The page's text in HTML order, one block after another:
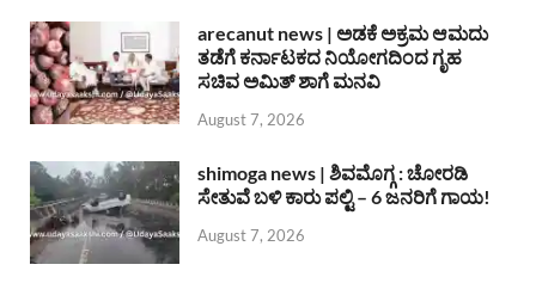
arecanut news | ಅಡಕೆ ಅಕ್ರಮ ಆಮದು
ತಡೆಗೆ ಕರ್ನಾಟಕದ ನಿಯೋಗದಿಂದ ಗೃಹ
ಸಚಿವ ಅಮಿತ್ ಶಾಗೆ ಮನವಿ
August 7, 2026
shimoga news | ಶಿವಮೊಗ್ಗ : ಚೋರಡಿ
ಸೇತುವೆ ಬಳಿ ಕಾರು ಪಲ್ಟಿ – 6 ಜನರಿಗೆ ಗಾಯ!
August 7, 2026